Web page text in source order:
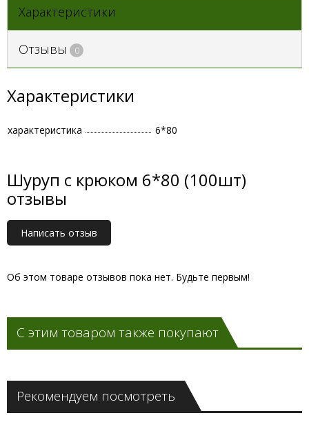
Характеристики
Отзывы 0
Характеристики
характеристика 6*80
Шуруп с крюком 6*80 (100шт)
отзывы
Написать отзыв
Об этом товаре отзывов пока нет. Будьте первым!
С этим товаром также покупают
Рекомендуем посмотреть